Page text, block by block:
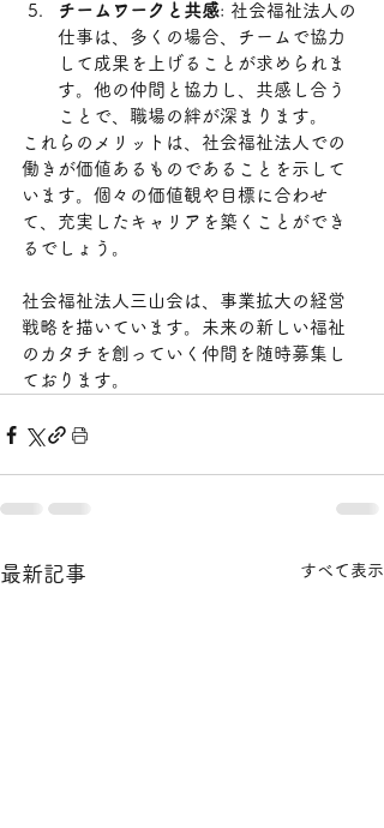
チームワークと共感: 社会福祉法人の
仕事は、多くの場合、チームで協力
して成果を上げることが求められま
す。他の仲間と協力し、共感し合う
ことで、職場の絆が深まります。
これらのメリットは、社会福祉法人での
働きが価値あるものであることを示して
います。個々の価値観や目標に合わせ
て、充実したキャリアを築くことができ
るでしょう。
社会福祉法人三山会は、事業拡大の経営
戦略を描いています。未来の新しい福祉
のカタチを創っていく仲間を随時募集し
ております。
最新記事 すべて表示